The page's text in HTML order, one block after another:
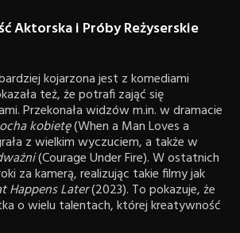
Aktorska i Próby Reżyserskie
kojarzona jest z komediami
też, że potrafi zająć się
Przekonała widzów m.in. w dramacie
kobietę(When a Man Loves a
z wielkim wyczuciem, a także w
(Courage Under Fire). W ostatnich
za kamerą, realizując takie filmy jak
Happens Later(2023). To pokazuje, że
o wielu talentach, której kreatywność